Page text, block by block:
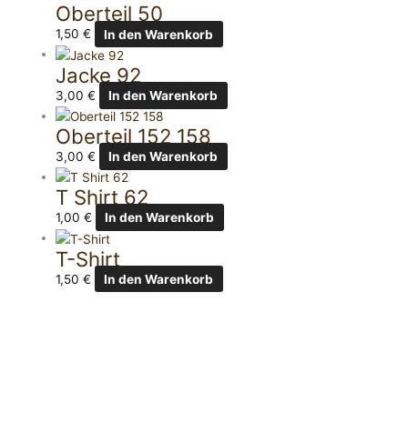
Oberteil 50
1,50€ In den Warenkorb
Jacke 92
3,00€ In den Warenkorb
Oberteil 152 158
3,00€ In den Warenkorb
T Shirt 62
1,00€ In den Warenkorb
T-Shirt
1,50€ In den Warenkorb